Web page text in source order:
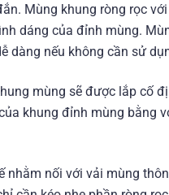
Mùng khung ròng rọc
dáng của đỉnh mùng.
dàng nếu không cần sử
mùng sẽ được lắp cố
khung đỉnh mùng bằng
nhằm nối với vải mùng